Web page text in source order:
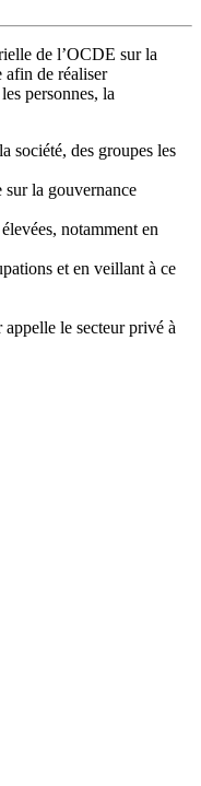
de l’OCDE sur la
afin de réaliser
personnes, la
société, des groupes les
sur la gouvernance
notamment en
et en veillant à ce
le secteur privé à